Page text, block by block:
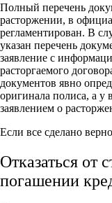
Полный перечень
расторжении, в
регламентирован. В
указан перечень
заявление с
расторгаемого
документов явно
оригинала полиса, а у
заявлением о
Если все сделано
Отказаться от
погашении